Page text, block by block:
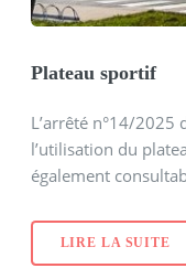
Plateau sportif
L’arrêté n°14/2025
l’utilisation du
également
LIRE LA SUITE